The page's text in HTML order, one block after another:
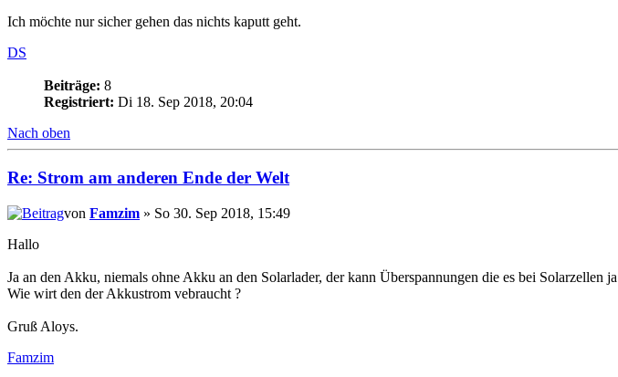
Ich möchte nur sicher gehen das nichts kaputt geht.
DS
Beiträge: 8
Registriert: Di 18. Sep 2018, 20:04
Nach oben
Re: Strom am anderen Ende der Welt
von Famzim » So 30. Sep 2018, 15:49
Hallo
Ja an den Akku, niemals ohne Akku an den Solarlader, der kann Überspannungen die es bei Solarzellen
Wie wirt den der Akkustrom vebraucht ?
Gruß Aloys.
Famzim